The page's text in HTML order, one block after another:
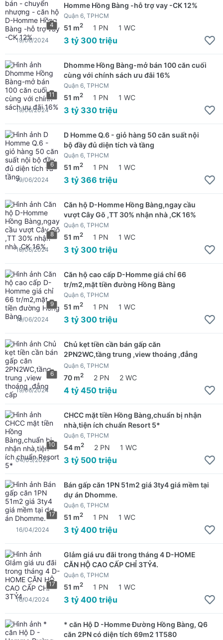
4
Homme Hồng Bàng -hỗ trợ vay -CK 12%
Quận 6, TPHCM
51 m2 1 PN 1 WC
3 tỷ 300 triệu
19/06/2024
11
Dhomme Hồng Bàng-mở bán 100 căn cuối
cùng với chính sách ưu đãi 16%
Quận 6, TPHCM
51 m2 1 PN 1 WC
3 tỷ 330 triệu
19/06/2024
6
D Homme Q.6 - giỏ hàng 50 căn suất nội
bộ đầy đủ diện tích và tầng
Quận 6, TPHCM
51 m2 1 PN 1 WC
3 tỷ 366 triệu
19/06/2024
8
Căn hộ D-Homme Hồng Bàng,ngay cầu
vượt Cây Gõ ,TT 30% nhận nhà ,CK 16%
Quận 6, TPHCM
51 m2 1 PN 1 WC
3 tỷ 300 triệu
19/06/2024
9
Căn hộ cao cấp D-Homme giá chỉ 66
tr/m2,mặt tiền đường Hồng Bàng
Quận 6, TPHCM
51 m2 1 PN 1 WC
3 tỷ 300 triệu
19/06/2024
6
Chủ kẹt tiền cần bán gấp căn
2PN2WC,tầng trung ,view thoáng ,đẳng
cấp
Quận 6, TPHCM
70 m2 2 PN 2 WC
4 tỷ 450 triệu
19/06/2024
10
CHCC mặt tiền Hồng Bàng,chuẩn bị nhận
nhà,tiện ích chuẩn Resort 5*
Quận 6, TPHCM
54 m2 2 PN 1 WC
3 tỷ 500 triệu
04/05/2024
17
Bán gấp căn 1PN 51m2 giá 3ty4 giá mềm tại
dự án Dhomme.
Quận 6, TPHCM
51 m2 1 PN 1 WC
3 tỷ 400 triệu
16/04/2024
17
GIảm giá ưu đãi trong tháng 4 D-HOME
CĂN HỘ CAO CẤP CHỈ 3TỶ4.
Quận 6, TPHCM
51 m2 1 PN 1 WC
3 tỷ 400 triệu
16/04/2024
* căn Hộ D -Homme Đường Hồng Bàng, Q6
căn 2PN có diện tích 69m2 1T580